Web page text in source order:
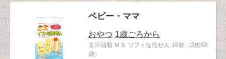
ベビー・ママ
おやつ 1歳ごろから
太田油脂 ＭＳ ソフトな塩せん 16枚（2枚X8
袋）